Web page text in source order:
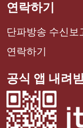
연락하기
단파방송 수신보
연락하기
공식 앱 내려받